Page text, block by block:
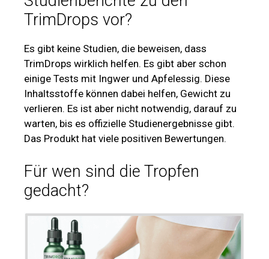
TrimDrops vor?
Es gibt keine Studien, die beweisen, dass
TrimDrops wirklich helfen. Es gibt aber schon
einige Tests mit Ingwer und Apfelessig. Diese
Inhaltsstoffe können dabei helfen, Gewicht zu
verlieren. Es ist aber nicht notwendig, darauf zu
warten, bis es offizielle Studienergebnisse gibt.
Das Produkt hat viele positiven Bewertungen.
Für wen sind die Tropfen
gedacht?